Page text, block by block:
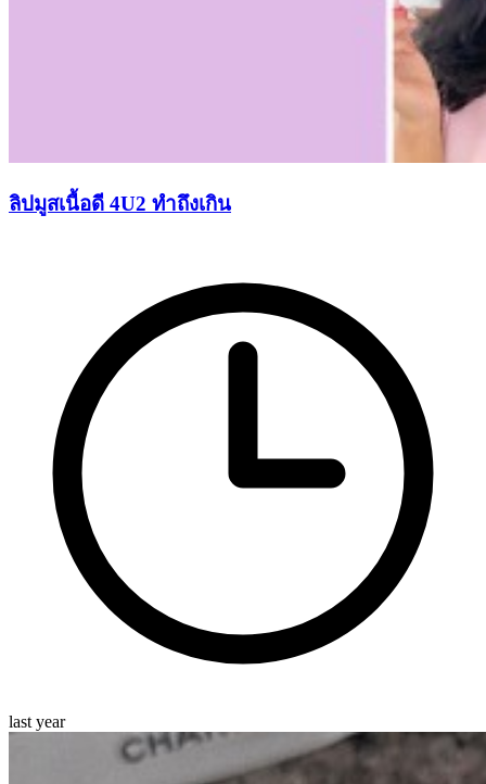
ลิปมูสเนื้อดี 4U2 ทำถึงเกิน
last year